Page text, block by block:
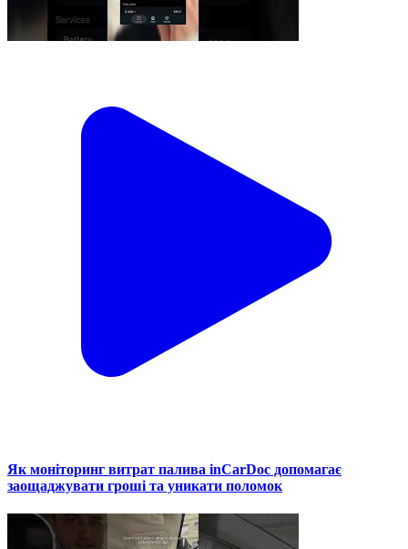
Як моніторинг витрат палива inCarDoc допомагає
заощаджувати гроші та уникати поломок